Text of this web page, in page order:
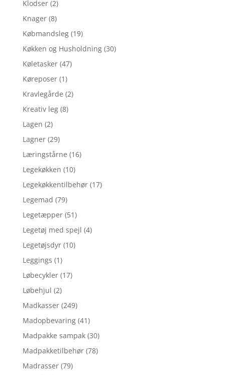
Klodser (2)
Knager (8)
Købmandsleg (19)
Køkken og Husholdning (30)
Køletasker (47)
Køreposer (1)
Kravlegårde (2)
Kreativ leg (8)
Lagen (2)
Lagner (29)
Læringstårne (16)
Legekøkken (10)
Legekøkkentilbehør (17)
Legemad (79)
Legetæpper (51)
Legetøj med spejl (4)
Legetøjsdyr (10)
Leggings (1)
Løbecykler (17)
Løbehjul (2)
Madkasser (249)
Madopbevaring (41)
Madpakke sampak (30)
Madpakketilbehør (78)
Madrasser (79)